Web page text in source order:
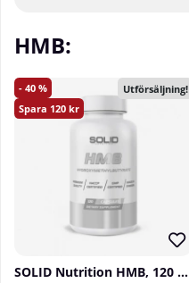
HMB:
40
120
Utförsäljning!
SOLID Nutrition HMB, 120 caps